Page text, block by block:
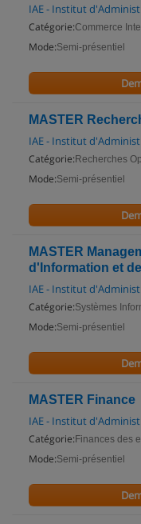
IAE - Institut
Catégorie:Commerce
Mode:Semi-présentiel
MASTER
IAE - Institut
Catégorie: Recherches
Mode:Semi-présentiel
MASTER
d'Information et
IAE - Institut
Catégorie:Systèmes
Mode:Semi-présentiel
MASTER Finance
IAE - Institut
Catégorie: Finances des
Mode:Semi-présentiel